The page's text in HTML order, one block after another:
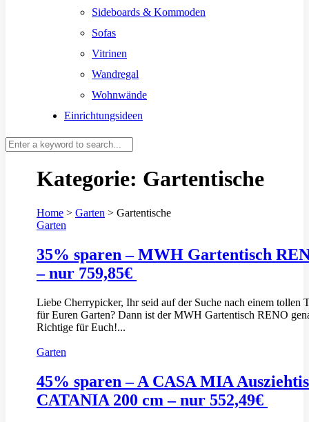
Sideboards & Kommoden
Sofas
Vitrinen
Wandregal
Wohnwände
Einrichtungsideen
Kategorie: Gartentische
Home > Garten > Gartentische
Garten
35% sparen – MWH Gartentisch
– nur 759,85€
Liebe Cherrypicker, Ihr seid auf der Suche nach einem tollen
für Euren Garten? Dann ist der MWH Gartentisch RENO
Richtige für Euch!...
Garten
45% sparen – A CASA MIA
CATANIA 200 cm – nur 552,49€